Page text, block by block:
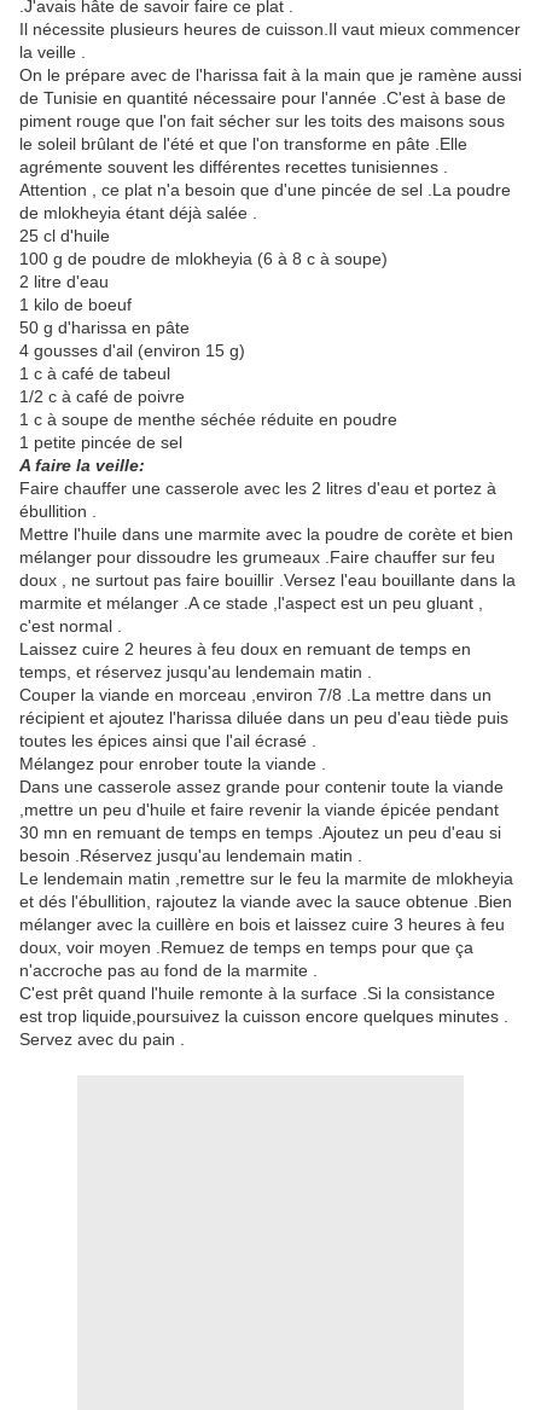
.J'avais hâte de savoir faire ce plat .
Il nécessite plusieurs heures de cuisson.Il vaut mieux commencer
la veille .
On le prépare avec de l'harissa fait à la main que je ramène aussi
de Tunisie en quantité nécessaire pour l'année .C'est à base de
piment rouge que l'on fait sécher sur les toits des maisons sous
le soleil brûlant de l'été et que l'on transforme en pâte .Elle
agrémente souvent les différentes recettes tunisiennes .
Attention , ce plat n'a besoin que d'une pincée de sel .La poudre
de mlokheyia étant déjà salée .
25 cl d'huile
100 g de poudre de mlokheyia (6 à 8 c à soupe)
2 litre d'eau
1 kilo de boeuf
50 g d'harissa en pâte
4 gousses d'ail (environ 15 g)
1 c à café de tabeul
1/2 c à café de poivre
1 c à soupe de menthe séchée réduite en poudre
1 petite pincée de sel
A faire la veille:
Faire chauffer une casserole avec les 2 litres d'eau et portez à
ébullition .
Mettre l'huile dans une marmite avec la poudre de corète et bien
mélanger pour dissoudre les grumeaux .Faire chauffer sur feu
doux , ne surtout pas faire bouillir .Versez l'eau bouillante dans la
marmite et mélanger .A ce stade ,l'aspect est un peu gluant ,
c'est normal .
Laissez cuire 2 heures à feu doux en remuant de temps en
temps, et réservez jusqu'au lendemain matin .
Couper la viande en morceau ,environ 7/8 .La mettre dans un
récipient et ajoutez l'harissa diluée dans un peu d'eau tiède puis
toutes les épices ainsi que l'ail écrasé .
Mélangez pour enrober toute la viande .
Dans une casserole assez grande pour contenir toute la viande
,mettre un peu d'huile et faire revenir la viande épicée pendant
30 mn en remuant de temps en temps .Ajoutez un peu d'eau si
besoin .Réservez jusqu'au lendemain matin .
Le lendemain matin ,remettre sur le feu la marmite de mlokheyia
et dés l'ébullition, rajoutez la viande avec la sauce obtenue .Bien
mélanger avec la cuillère en bois et laissez cuire 3 heures à feu
doux, voir moyen .Remuez de temps en temps pour que ça
n'accroche pas au fond de la marmite .
C'est prêt quand l'huile remonte à la surface .Si la consistance
est trop liquide,poursuivez la cuisson encore quelques minutes .
Servez avec du pain .